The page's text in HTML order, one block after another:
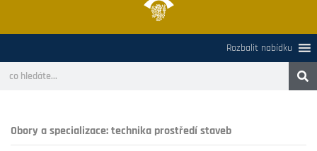
Rozbalit nabídku
Obory a specializace:technika prostředí staveb